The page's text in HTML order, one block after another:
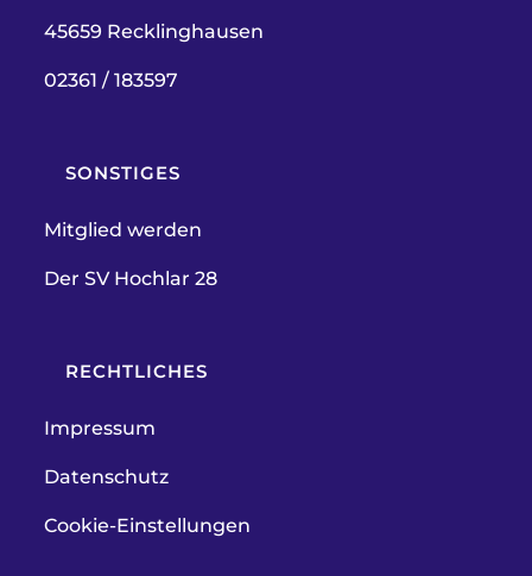
45659 Recklinghausen
02361 / 183597
SONSTIGES
Mitglied werden
Der SV Hochlar 28
RECHTLICHES
Impressum
Datenschutz
Cookie-Einstellungen